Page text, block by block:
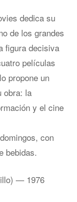
dedica su
de los grandes
figura decisiva
películas
propone un
obra: la
y el cine
con
bebidas.
— 1976